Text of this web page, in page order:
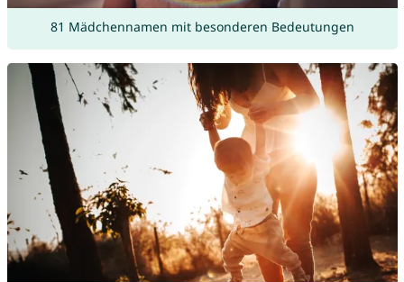
81 Mädchennamen mit besonderen Bedeutungen